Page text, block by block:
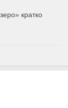
кратко